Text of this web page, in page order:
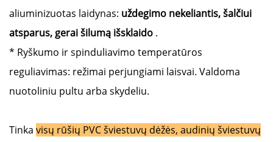
aliuminizuotas laidynas: uždegimo nekeliantis, šalčiui
atsparus, gerai šilumą išsklaido .
* Ryškumo ir spinduliavimo temperatūros
reguliavimas: režimai perjungiami laisvai. Valdoma
nuotoliniu pultu arba skydeliu.
Tinka visų rūšių PVC šviestuvų dėžės, audinių šviestuvų